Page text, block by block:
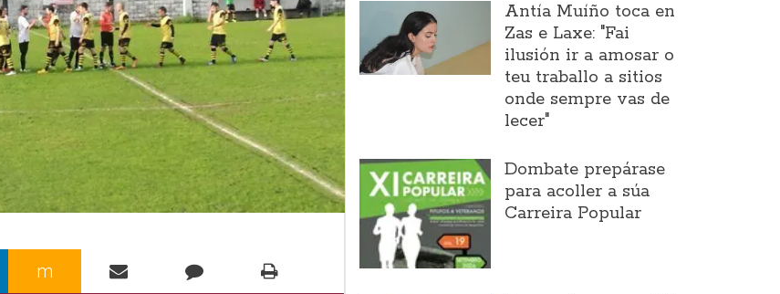
m
Antía Muíño toca en
Zas e Laxe: "Fai
ilusión ir a amosar o
teu traballo a sitios
onde sempre vas de
lecer"
Dombate prepárase
para acoller a súa
Carreira Popular